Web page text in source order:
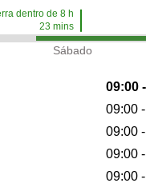
dentro de8 h
23 mins
Sábado
09:00
09:00
09:00
09:00
09:00